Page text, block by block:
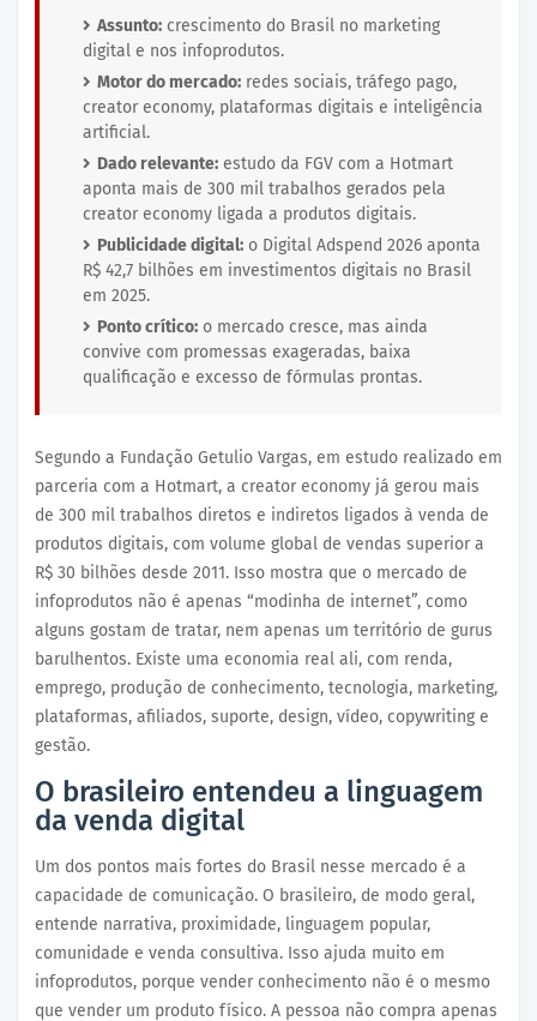
Assunto: crescimento do Brasil no marketing
digital e nos infoprodutos.
Motor do mercado: redes sociais, tráfego pago,
creator economy, plataformas digitais e inteligência
artificial.
Dado relevante: estudo da FGV com a Hotmart
aponta mais de 300 mil trabalhos gerados pela
creator economy ligada a produtos digitais.
Publicidade digital: o Digital Adspend 2026 aponta
R$ 42,7 bilhões em investimentos digitais no Brasil
em 2025.
Ponto crítico: o mercado cresce, mas ainda
convive com promessas exageradas, baixa
qualificação e excesso de fórmulas prontas.
Segundo a Fundação Getulio Vargas, em estudo realizado em
parceria com a Hotmart, a creator economy já gerou mais
de 300 mil trabalhos diretos e indiretos ligados à venda de
produtos digitais, com volume global de vendas superior a
R$ 30 bilhões desde 2011. Isso mostra que o mercado de
infoprodutos não é apenas “modinha de internet”, como
alguns gostam de tratar, nem apenas um território de gurus
barulhentos. Existe uma economia real ali, com renda,
emprego, produção de conhecimento, tecnologia, marketing,
plataformas, afiliados, suporte, design, vídeo, copywriting e
gestão.
O brasileiro entendeu a linguagem
da venda digital
Um dos pontos mais fortes do Brasil nesse mercado é a
capacidade de comunicação. O brasileiro, de modo geral,
entende narrativa, proximidade, linguagem popular,
comunidade e venda consultiva. Isso ajuda muito em
infoprodutos, porque vender conhecimento não é o mesmo
que vender um produto físico. A pessoa não compra apenas